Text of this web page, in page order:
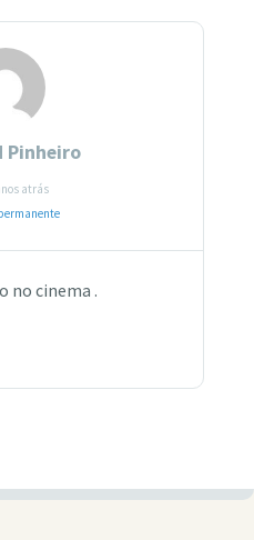
Pinheiro
atrás
no cinema .